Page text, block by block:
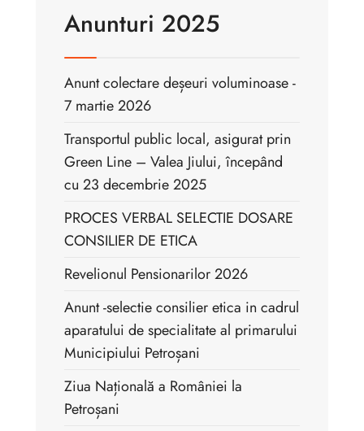
Anunturi 2025
Anunt colectare deșeuri voluminoase -
7 martie 2026
Transportul public local, asigurat prin
Green Line – Valea Jiului, începând
cu 23 decembrie 2025
PROCES VERBAL SELECTIE DOSARE
CONSILIER DE ETICA
Revelionul Pensionarilor 2026
Anunt -selectie consilier etica in cadrul
aparatului de specialitate al primarului
Municipiului Petroșani
Ziua Națională a României la
Petroșani